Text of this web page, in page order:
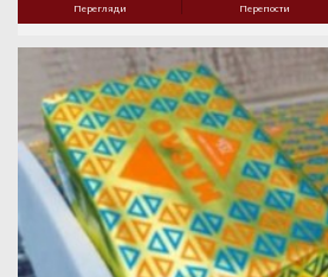
Перегляди Перепости